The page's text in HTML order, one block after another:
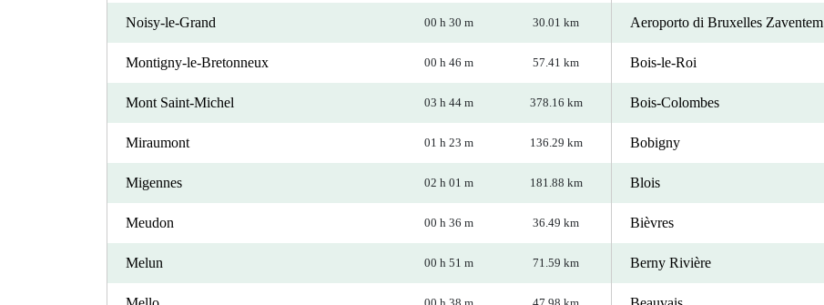
Noisy-le-Grand 00 h 30 m 30.01 km
Montigny-le-Bretonneux 00 h 46 m 57.41 km
Mont Saint-Michel 03 h 44 m 378.16 km
Miraumont 01 h 23 m 136.29 km
Migennes 02 h 01 m 181.88 km
Meudon 00 h 36 m 36.49 km
Melun 00 h 51 m 71.59 km
Aeroporto di Bruxelles Zaventem
Bois-le-Roi
Bois-Colombes
Bobigny
Blois
Bièvres
Berny Rivière